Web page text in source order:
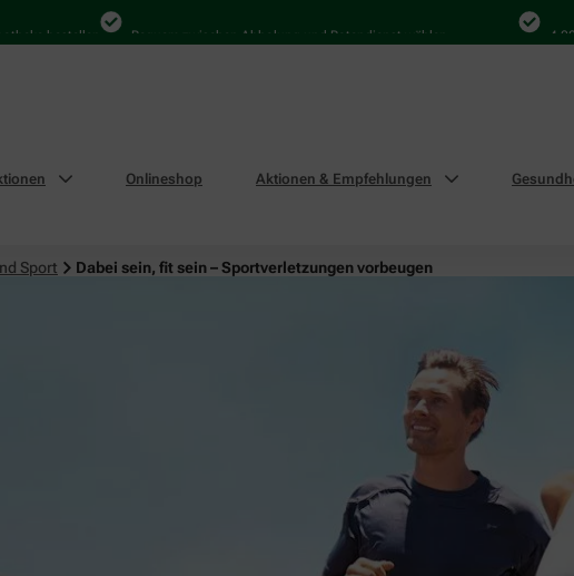
bestellen Bequem zwischen Abholung und Botendienst wählen 4.000
Onlineshop Aktionen & Empfehlungen
Sport Dabei sein, fit sein – Sportverletzungen vorbeugen